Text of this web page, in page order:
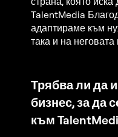
TalentMedia
адаптираме към
така и на неговата
Трябва ли да
бизнес, за да
към